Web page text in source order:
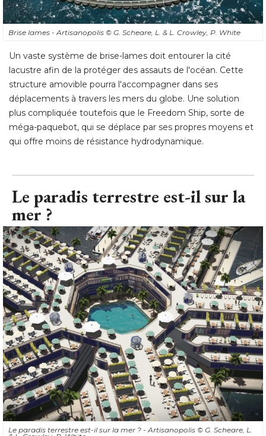
Brise lames - Artisanopolis © G. Scheare, L. & L. Crowley, P. White
Un vaste système de brise-lames doit entourer la cité
lacustre afin de la protéger des assauts de l'océan. Cette
structure amovible pourra l'accompagner dans ses
déplacements à travers les mers du globe. Une solution
plus compliquée toutefois que le Freedom Ship, sorte de
méga-paquebot, qui se déplace par ses propres moyens et
qui offre moins de résistance hydrodynamique.
Le paradis terrestre est-il sur la
mer ?
Le paradis terrestre est-il sur la mer ? - Artisanopolis © G. Scheare, L.